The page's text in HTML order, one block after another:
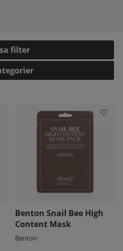
Benton Snail Bee High
Content Mask
Benton